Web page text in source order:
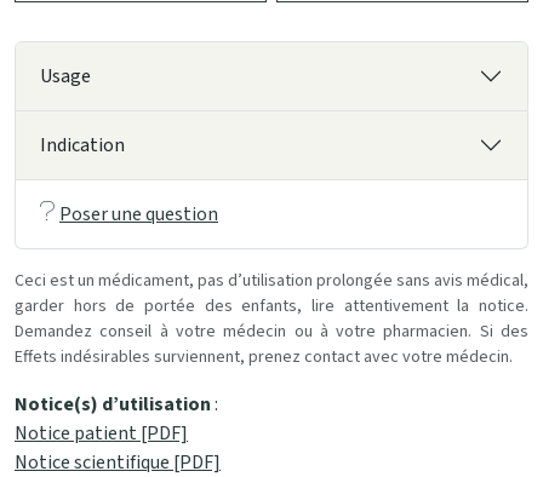
Usage
Indication
Poser une question
Ceci est un médicament, pas d’utilisation prolongée sans avis médical,
garder hors de portée des enfants, lire attentivement la notice.
Demandez conseil à votre médecin ou à votre pharmacien. Si des
Effets indésirables surviennent, prenez contact avec votre médecin.
Notice(s) d’utilisation:
Notice patient [PDF]
Notice scientifique [PDF]